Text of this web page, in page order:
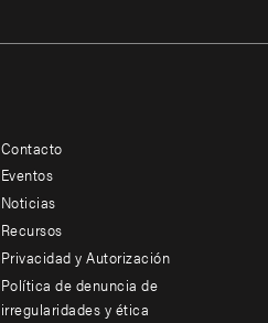
Footer
menu
-
Additional
Contacto
Eventos
Noticias
Recursos
Privacidad y Autorización
Política de denuncia de
irregularidades y ética